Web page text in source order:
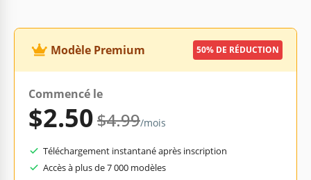
Modèle Premium 50% DE RÉDUCTION
Commencé le
$2.50$4.99/mois
Téléchargement instantané après inscription
Accès à plus de 7 000 modèles